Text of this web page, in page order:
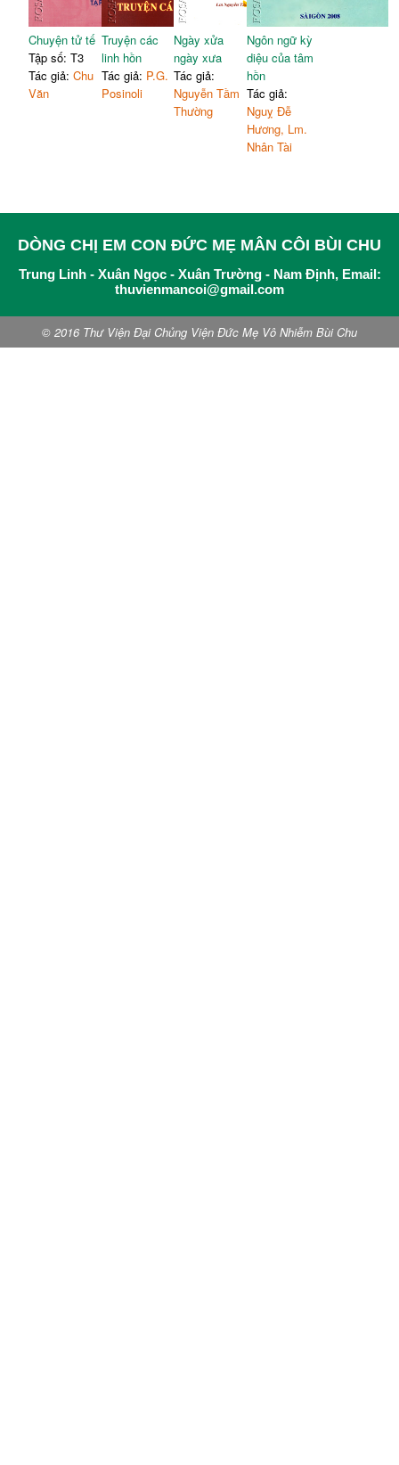
Chuyện tử tế
Tập số: T3
Tác giả:Chu
Văn
Truyện các
linh hồn
Tác giả: P.G.
Posinoli
Ngày xửa
ngày xưa
Tác giả:
Nguyễn Tầm
Thường
Ngôn ngữ kỳ
diệu của tâm
hồn
Tác giả:
Nguỵ Đễ
Hương, Lm.
Nhân Tài
DÒNG CHỊ EM CON ĐỨC MẸ MÂN CÔI BÙI CHU
Trung Linh - Xuân Ngọc - Xuân Trường - Nam Định, Email:
thuvienmancoi@gmail.com
© 2016 Thư Viện Đại Chủng Viện Đức Mẹ Vô Nhiễm Bùi Chu